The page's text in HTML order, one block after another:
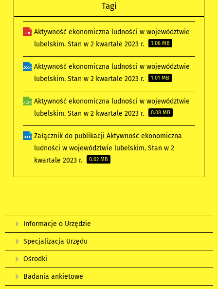
Tagi
Aktywność ekonomiczna ludności w województwie
lubelskim. Stan w 2 kwartale 2023 r.
1.06 MB
Aktywność ekonomiczna ludności w województwie
lubelskim. Stan w 2 kwartale 2023 r.
1.01 MB
Aktywność ekonomiczna ludności w województwie
lubelskim. Stan w 2 kwartale 2023 r.
0.08 MB
Załącznik do publikacji Aktywność ekonomiczna
ludności w województwie lubelskim. Stan w 2
kwartale 2023 r.
0.02 MB
Informacje o Urzędzie
Specjalizacja Urzędu
Ośrodki
Badania ankietowe